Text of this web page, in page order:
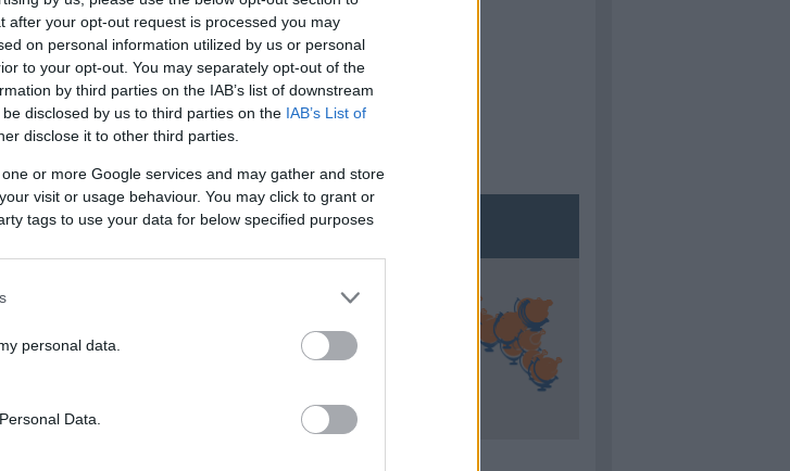
after your opt-out request is processed you may
on personal information utilized by us or personal
to your opt-out. You may separately opt-out of the
by third parties on the IAB’s list of downstream
disclosed by us to third parties on the IAB’s List of
disclose it to other third parties.
or more Google services and may gather and store
visit or usage behaviour. You may click to grant or
tags to use your data for below specified purposes
personal data.
Data.